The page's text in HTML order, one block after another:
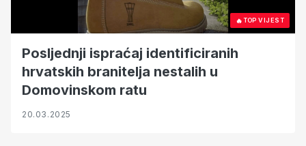
🔥TOP VIJEST
Posljednji ispraćaj identificiranih
hrvatskih branitelja nestalih u
Domovinskom ratu
20.03.2025